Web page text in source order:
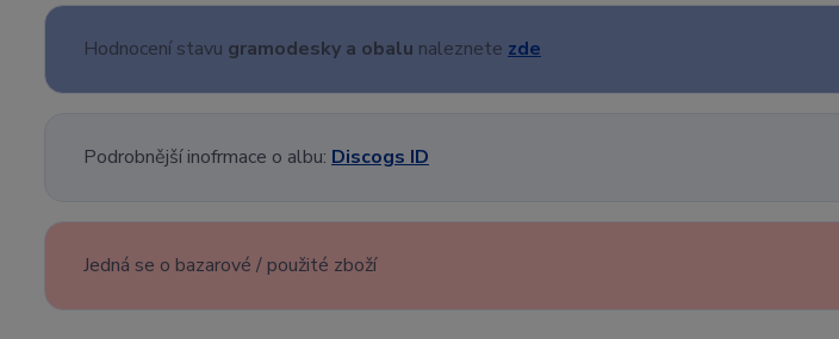
Hodnocení stavu gramodesky a obalu naleznete zde
Podrobnější inofrmace o albu: Discogs ID
Jedná se o bazarové / použité zboží